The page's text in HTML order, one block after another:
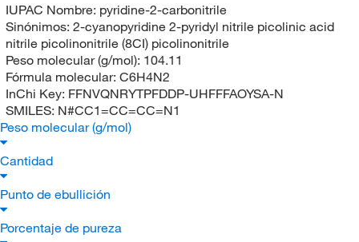
IUPAC Nombre: pyridine-2-carbonitrile
Sinónimos: 2-cyanopyridine 2-pyridyl nitrile picolinic acid
nitrile picolinonitrile (8CI) picolinonitrile
Peso molecular (g/mol): 104.11
Fórmula molecular: C6H4N2
InChi Key: FFNVQNRYTPFDDP-UHFFFAOYSA-N
SMILES: N#CC1=CC=CC=N1
Peso molecular (g/mol)
Cantidad
Punto de ebullición
Porcentaje de pureza